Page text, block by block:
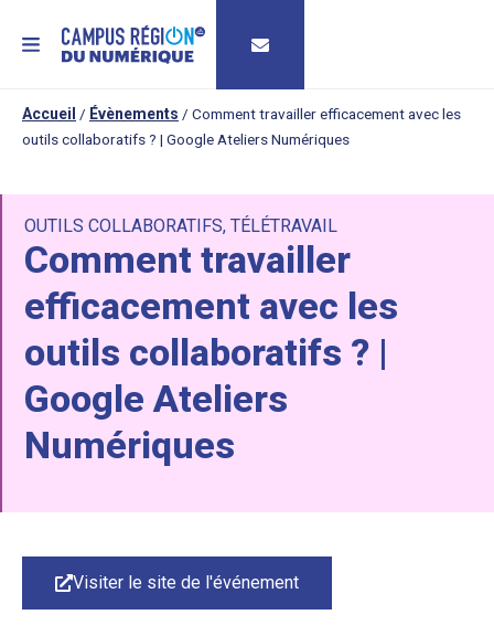
MENU
Accueil / Évènements / Comment travailler efficacement avec les
outils collaboratifs ? | Google Ateliers Numériques
OUTILS COLLABORATIFS, TÉLÉTRAVAIL
Comment travailler
efficacement avec les
outils collaboratifs ? |
Google Ateliers
Numériques
Visiter le site de l'événement